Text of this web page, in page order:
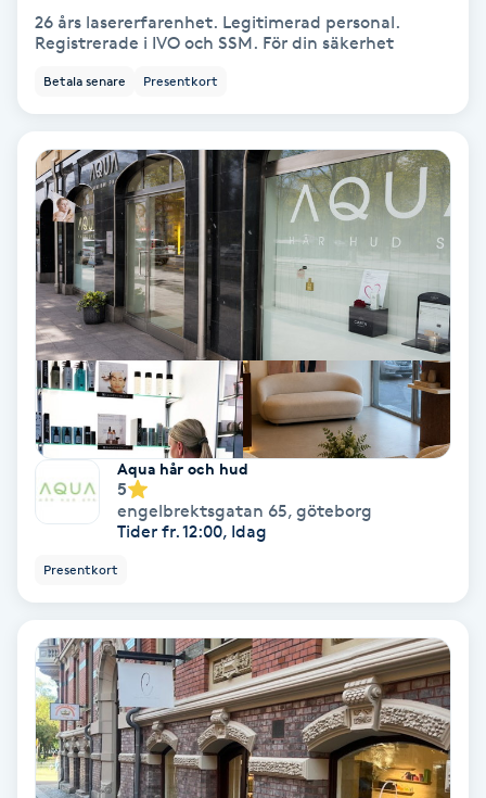
Herrklippning
Hollywood Peel
Hot Stone Massage
Hot yoga
Hudföryngring
Huduppstramning
Hudvård
Hyaluronsyra
Hyperhidros
Hypnos
Hårborttagning
Hårbottenbehandling
26 års lasererfarenhet. Legitimerad personal.
Registrerade i IVO och SSM. För din säkerhet
Betala senare Presentkort
Aqua hår och hud
5
engelbrektsgatan 65, göteborg
Tider fr. 12:00, Idag
Presentkort